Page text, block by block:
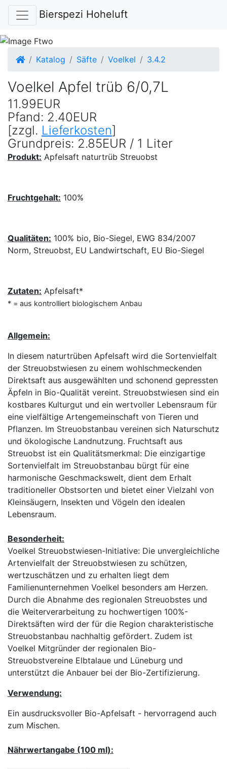
Bierspezi Hoheluft
Startseite
Katalog Säfte Voelkel 3.4.2
Voelkel Apfel trüb 6/0,7L
11.99EUR
Pfand: 2.40EUR
[zzgl. Lieferkosten]
Grundpreis: 2.85EUR / 1 Liter
Produkt: Apfelsaft naturtrüb Streuobst
Fruchtgehalt: 100%
Qualitäten: 100% bio, Bio-Siegel, EWG 834/2007
Norm, Streuobst, EU Landwirtschaft, EU Bio-Siegel
Zutaten: Apfelsaft*
* = aus kontrolliert biologischem Anbau
Allgemein:
In diesem naturtrüben Apfelsaft wird die Sortenvielfalt
der Streuobstwiesen zu einem wohlschmeckenden
Direktsaft aus ausgewählten und schonend gepressten
Äpfeln in Bio-Qualität vereint. Streuobstwiesen sind ein
kostbares Kulturgut und ein wertvoller Lebensraum für
eine vielfältige Artengemeinschaft von Tieren und
Pflanzen. Im Streuobstanbau vereinen sich Naturschutz
und ökologische Landnutzung. Fruchtsaft aus
Streuobst ist ein Qualitätsmerkmal: Die einzigartige
Sortenvielfalt im Streuobstanbau bürgt für eine
harmonische Geschmackswelt, dient dem Erhalt
traditioneller Obstsorten und bietet einer Vielzahl von
Kleinsäugern, Insekten und Vögeln den idealen
Lebensraum.
Besonderheit:
Voelkel Streuobstwiesen-Initiative: Die unvergleichliche
Artenvielfalt der Streuobstwiesen zu schützen,
wertzuschätzen und zu erhalten liegt dem
Familienunternehmen Voelkel besonders am Herzen.
Durch die Abnahme des regionalen Streuobstes und
die Weiterverarbeitung zu hochwertigen 100%-
Direktsäften wird der für die Region charakteristische
Streuobstanbau nachhaltig gefördert. Zudem ist
Voelkel Mitgründer der regionalen Bio-
Streuobstvereine Elbtalaue und Lüneburg und
unterstützt die Anbauer bei der Bio-Zertifizierung.
Verwendung:
Ein ausdrucksvoller Bio-Apfelsaft - hervorragend auch
zum Mischen.
Nährwertangabe (100 ml):